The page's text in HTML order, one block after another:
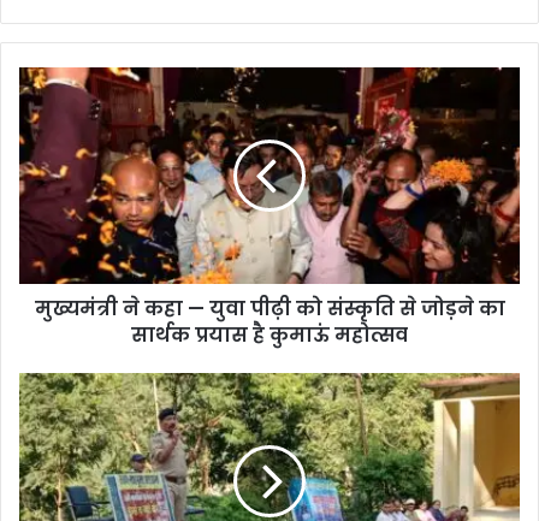
मु
ख्य
मं
त्री
ने
—
यु
को
सं
स्कृ
ति
से
जो
मुख्यमंत्री ने कहा — युवा पीढ़ी को संस्कृति से जोड़ने का
सार्थक प्रयास है कुमाऊं महोत्सव
टै
क्सी
यू
नि
य
न